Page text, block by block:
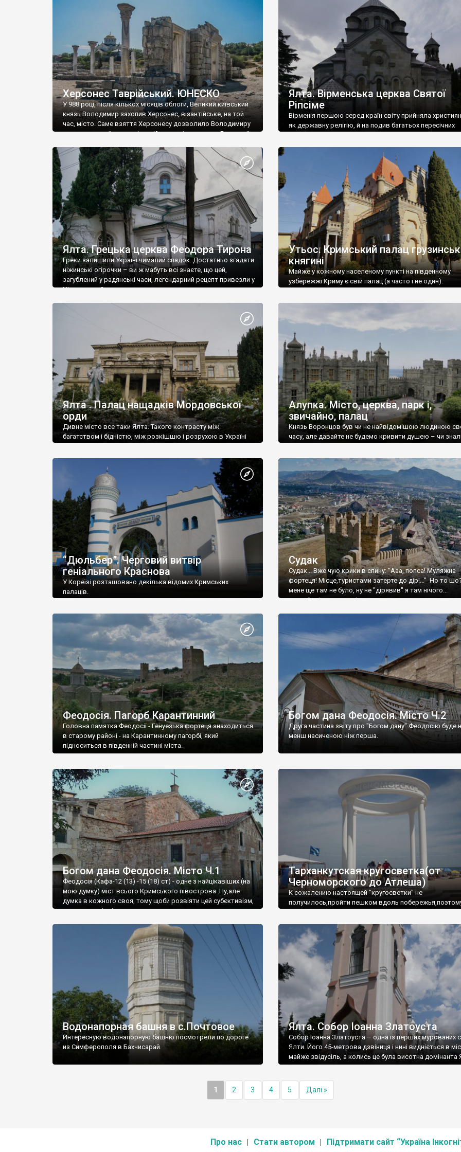
візантійської доби. Раритети викрадені з фондів об’єкту
культурної спадщини ЮНЕСКО «Херсонеса Таврійського».
Офіційно – на виставку «Золото Візантії», але експерти та
влада в Україні вважають це лише […]
називаються «повстяками» (postaki)…” “Вино. Крим
виробляє відмінне вино і його вдосталь: воно все
легке біле і дуже […]
Херсонес Таврійський. ЮНЕСКО
У 988 році, після кількох місяців облоги, Великий київський
князь Володимир захопив Херсонес, візантійське, на той
час, місто. Саме взяття Херсонесу дозволило Володимиру
диктувати свої умови візантійському імператору Василю ІІ,
Херсонесі Володимир-язичник, став Василем-
християнином. А потім було Хрещення Русі. На честь
Херсонесу Таврійського названо місто […]
Ялта. Вірменська церква Святої
Ріпсіме
Вірменія першою серед країн світу прийняла
як державну релігію, й на подив багатьох пересічних
Ялта. Грецька церква Феодора Тирона
Греки залишили Україні чималий спадок. Достатньо згадати
ніжинські огірочки – ви ж мабуть всі знаєте, що цей,
загублений у радянські часи, легендарний рецепт привезли у
Ніжин греки?
Утьос. Кримський палац
княгині
Майже у кожному населеному пункті на південному
узбережжі Криму є свій палац (а часто і не один).
Ялта . Палац нащадків Мордовської
орди
Дивне місто все таки Ялта. Такого контрасту між
багатством і бідністю, між розкішшю і розрухою в Україні
Алупка. Місто, церква, парк і,
звичайно, палац
Князь Воронцов був чи не найвідомішою людиною
часу, але давайте не будемо кривити душею – чи
“Дюльбер”. Черговий витвір
геніального Краснова
У Кореїзі розташовано декілька відомих Кримських
палаців.
Судак
Судак... Вже чую крики в спину: "Ааа, попса! Муляжна
фортеця! Місце,туристами затерте до дір!..." Но то
мене ще там не було, ну не "дірявив" я там нічого...
принаймні до цього літа.
Феодосія. Пагорб Карантинний
Головна памятка Феодосії - Генуезька фортеця знаходиться
в старому районі - на Карантинному пагорбі, який
підноситься в південній частині міста.
Богом дана Феодосія. Місто Ч.2
Друга частина звіту про "Богом дану" Феодосію буде
менш насиченою ніж перша.
Богом дана Феодосія. Місто Ч.1
Феодосія (Кафа-12 (13) -15 (18) ст) - одне з найцікавіших (на
мою думку) міст всього Кримського півострова .Ну,але
думка в кожного своя, тому щоби розвіяти цей субєктивізм,
запрошую відвідати це
Тарханкутская кругосветка(от
Черноморского до Атлеша)
К сожалению настоящей "кругосветки" не
получилось,пройти пешком вдоль
Водонапорная башня в с.Почтовое
Интересную водонапорную башню посмотрели по дороге
из Симферополя в Бахчисарай.
Ялта. Собор Іоанна Златоуста
Собор Іоанна Златоуста – одна із перших мурованих
Ялти. Його 45-метрова дзвіниця і нині видніється в
майже звідусіль, а колись це була висотна домінанта
1 2 3 4 5 Далі »
Про нас Стати автором Підтримати сайт “Україна